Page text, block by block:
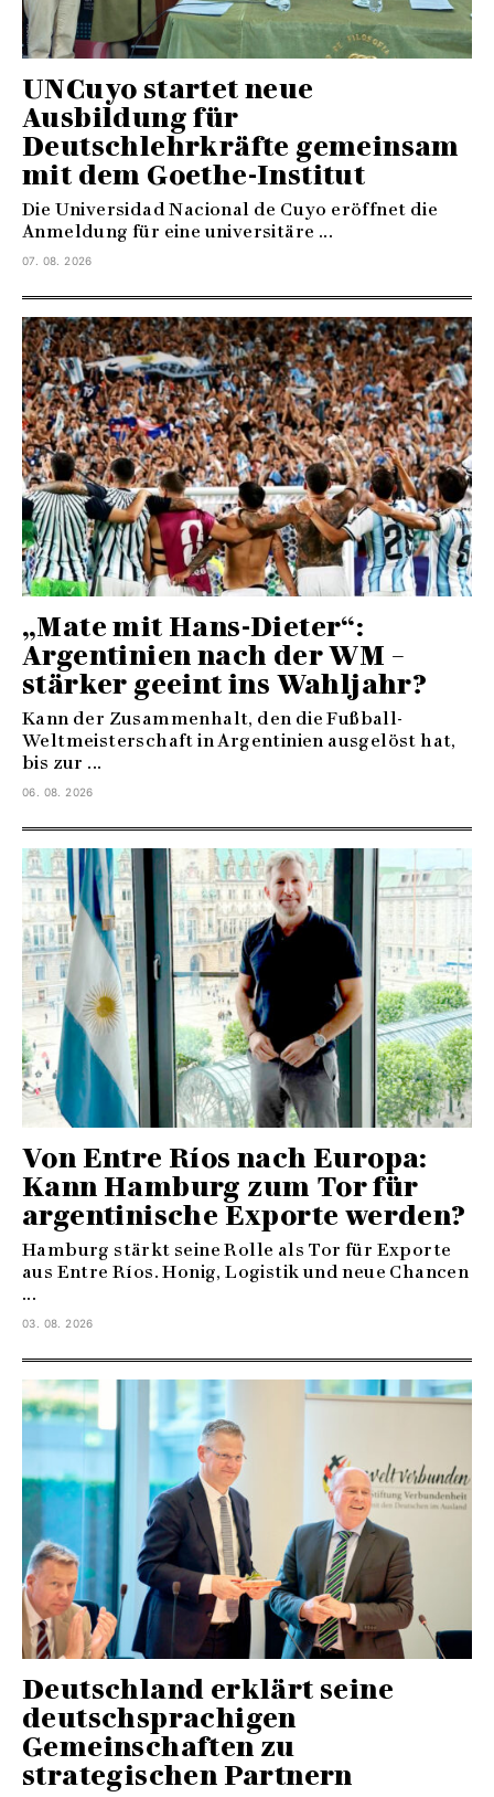
UNCuyo startet neue
Ausbildung für
Deutschlehrkräfte gemeinsam
mit dem Goethe-Institut
Die Universidad Nacional de Cuyo eröffnet die
Anmeldung für eine universitäre ...
07. 08. 2026
„Mate mit Hans-Dieter“:
Argentinien nach der WM –
stärker geeint ins Wahljahr?
Kann der Zusammenhalt, den die Fußball-
Weltmeisterschaft in Argentinien ausgelöst hat,
bis zur ...
06. 08. 2026
Von Entre Ríos nach Europa:
Kann Hamburg zum Tor für
argentinische Exporte werden?
Hamburg stärkt seine Rolle als Tor für Exporte
aus Entre Ríos. Honig, Logistik und neue Chancen
...
03. 08. 2026
Deutschland erklärt seine
deutschsprachigen
Gemeinschaften zu
strategischen Partnern